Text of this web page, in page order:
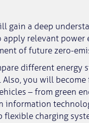
gain a deep
relevant
of future zero-
different energy
you will
– from green
information
charging